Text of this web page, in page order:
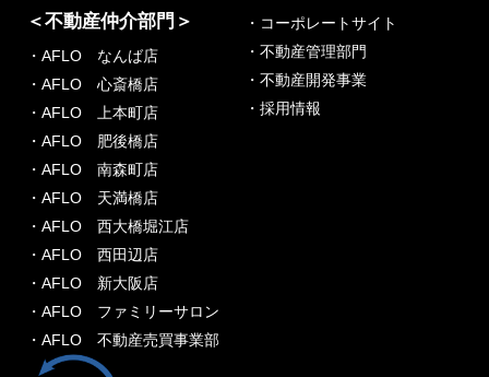
＜不動産仲介部門＞
・AFLO なんば店
・AFLO 心斎橋店
・AFLO 上本町店
・AFLO 肥後橋店
・AFLO 南森町店
・AFLO 天満橋店
・AFLO 西大橋堀江店
・AFLO 西田辺店
・AFLO 新大阪店
・AFLO ファミリーサロン
・AFLO 不動産売買事業部
・コーポレートサイト
・不動産管理部門
・不動産開発事業
・採用情報